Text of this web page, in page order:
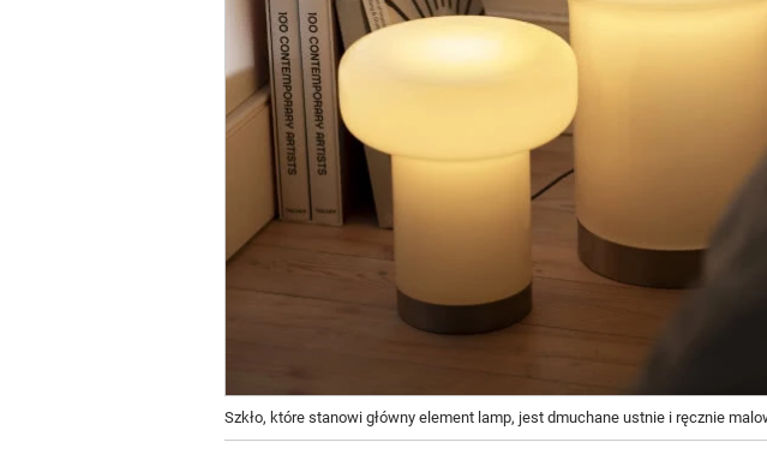
Szkło, które stanowi główny element lamp, jest dmuchane ustnie i ręcznie